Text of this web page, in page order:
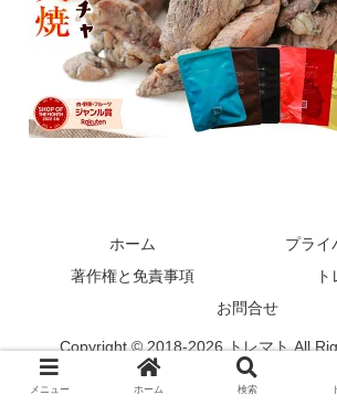
ホーム
プライ
著作権と免責事項
お問合せ
Copyright © 2018-2026 トレマト All
メニュー ホーム 検索